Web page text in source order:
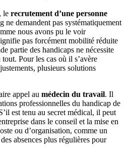
le recrutement d’une personne
ne demandent pas systématiquement
nous avons pu le voir
pas forcément mobilité réduite
partie des handicaps ne nécessite
Pour les cas où il s’avère
plusieurs solutions
appel au médecin du travail. Il
professionnelles du handicap de
est tenu au secret médical, il peut
dans le conseil et la mise en
ou d’organisation, comme un
absences plus régulières pour